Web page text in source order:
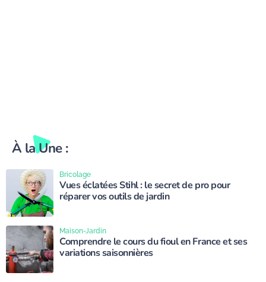
À la Une :
Vues éclatées Stihl : le secret de pro pour
réparer vos outils de jardin
Bricolage
Comprendre le cours du fioul en France et ses
variations saisonnières
Maison-Jardin